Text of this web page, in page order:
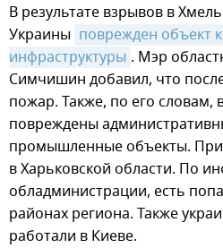
В результате взрывов в
Украины поврежден объект
инфраструктуры . Мэр
Симчишин добавил, что
пожар. Также, по его словам,
повреждены
промышленные объекты.
в Харьковской области. По
обладминистрации, есть
районах региона. Также
работали в Киеве.